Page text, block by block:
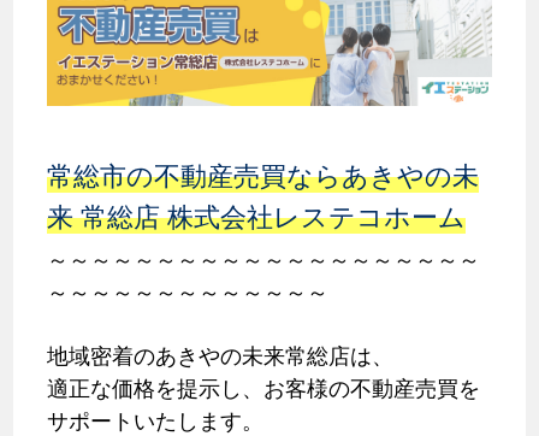
常総市の不動産売買ならあきやの未
来 常総店 株式会社レステコホーム
～～～～～～～～～～～～～～～～～～～～
～～～～～～～～～～～～～
地域密着のあきやの未来常総店は、
適正な価格を提示し、お客様の不動産売買を
サポートいたします。